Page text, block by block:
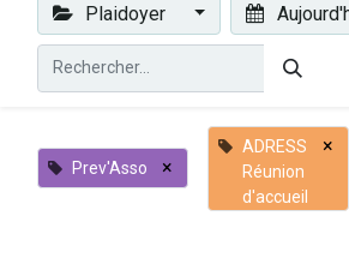
Plaidoyer
Prev'Asso ×
ADRESS
Réunion
d'accueil
×